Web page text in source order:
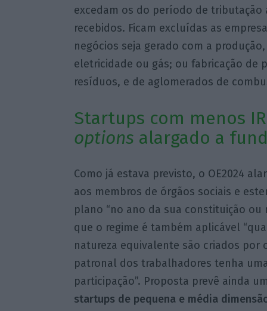
excedam os do período de
recebidos. Ficam excluídas as
negócios seja gerado com a
eletricidade ou gás; ou fabricação
resíduos, e de aglomerados de
Startups com menos
options alargado a
Como já estava previsto, o OE2024
aos membros de órgãos sociais e
plano “no ano da sua constituição ou
que o regime é também aplicável
natureza equivalente são criados por
patronal dos trabalhadores tenha
participação”. Proposta prevê ainda
startups de pequena e média